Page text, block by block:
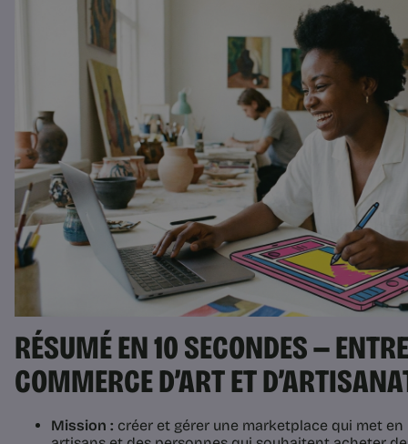
RÉSUMÉ EN 10 SECONDES —
COMMERCE D’ART ET
Mission : créer et gérer une marketplace qui met